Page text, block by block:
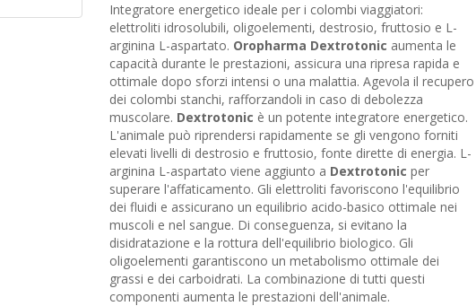
Integratore energetico ideale per i colombi viaggiatori:
elettroliti idrosolubili, oligoelementi, destrosio, fruttosio e L-
arginina L-aspartato. Oropharma Dextrotonic aumenta le
capacità durante le prestazioni, assicura una ripresa rapida e
ottimale dopo sforzi intensi o una malattia. Agevola il recupero
dei colombi stanchi, rafforzandoli in caso di debolezza
muscolare. Dextrotonic è un potente integratore energetico.
L'animale può riprendersi rapidamente se gli vengono forniti
elevati livelli di destrosio e fruttosio, fonte dirette di energia. L-
arginina L-aspartato viene aggiunto a Dextrotonic per
superare l'affaticamento. Gli elettroliti favoriscono l'equilibrio
dei fluidi e assicurano un equilibrio acido-basico ottimale nei
muscoli e nel sangue. Di conseguenza, si evitano la
disidratazione e la rottura dell'equilibrio biologico. Gli
oligoelementi garantiscono un metabolismo ottimale dei
grassi e dei carboidrati. La combinazione di tutti questi
componenti aumenta le prestazioni dell'animale.